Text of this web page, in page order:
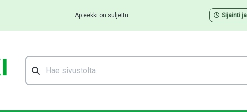
Apteekki on suljettu Sijainti
Hae